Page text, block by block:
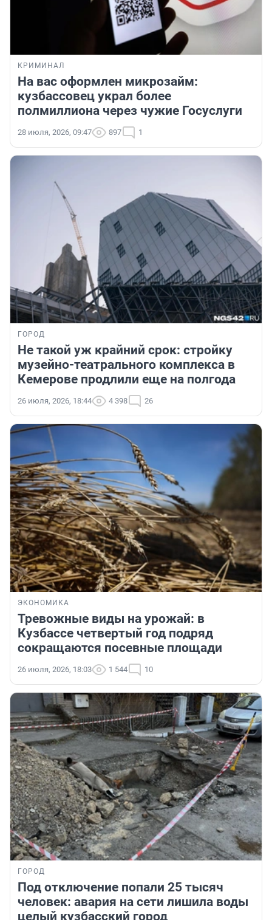
КРИМИНАЛ
На вас оформлен микрозайм:
кузбассовец украл более
полмиллиона через чужие Госуслуги
28 июля, 2026, 09:47 897 1
ГОРОД
Не такой уж крайний срок: стройку
музейно-театрального комплекса в
Кемерове продлили еще на полгода
26 июля, 2026, 18:44 4 398 26
ЭКОНОМИКА
Тревожные виды на урожай: в
Кузбассе четвертый год подряд
сокращаются посевные площади
26 июля, 2026, 18:03 1 544 10
ГОРОД
Под отключение попали 25 тысяч
человек: авария на сети лишила воды
целый кузбасский город